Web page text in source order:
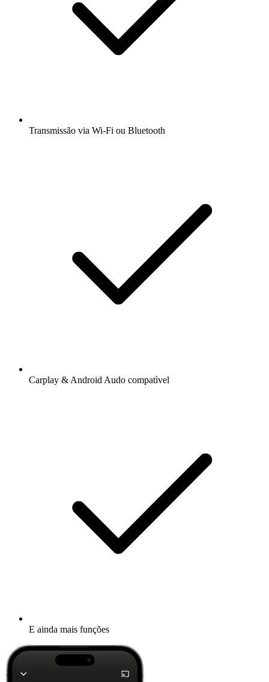
Transmissão via Wi-Fi ou Bluetooth
Carplay & Android Audo compatìvel
E ainda mais funções